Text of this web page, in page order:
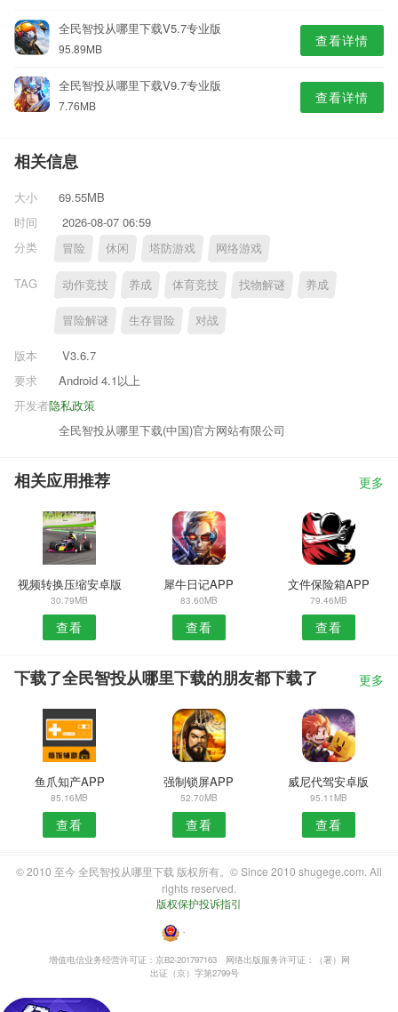
全民智投从哪里下载V5.7专业版
95.89MB 查看详情
全民智投从哪里下载V9.7专业版
7.76MB 查看详情
相关信息
大小
69.55MB
时间
2026-08-07 06:59
分类
冒险 休闲 塔防游戏 网络游戏
TAG 动作竞技 养成 体育竞技 找物解谜 养成
冒险解谜 生存冒险 对战
版本
V3.6.7
要求
Android 4.1以上
隐私政策
开发者
全民智投从哪里下载(中国)官方网站有限公司
相关应用推荐 更多
视频转换压缩安卓版
30.79MB
查看
犀牛日记APP
83.60MB
查看
文件保险箱APP
79.46MB
查看
下载了全民智投从哪里下载的朋友都下载了 更多
鱼爪知产APP
85.16MB
查看
强制锁屏APP
52.70MB
查看
威尼代驾安卓版
95.11MB
查看
© 2010 至今 全民智投从哪里下载 版权所有。© Since 2010 shugege.com. All
rights reserved.
版权保护投诉指引
・
增值电信业务经营许可证：京B2-201797163
网络出版服务许可证：（署）网
出证（京）字第2799号